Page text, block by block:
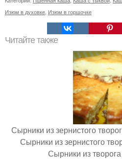
Изюм в духовке, Изюм в горшочке
Читайте также
Сырники из зернистого
Сырники из зернистого
Сырники из